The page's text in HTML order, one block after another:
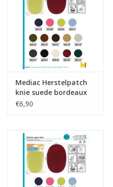
Mediac Herstelpatch
knie suede bordeaux
2st.
€6,90